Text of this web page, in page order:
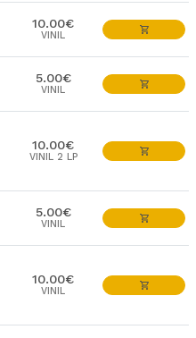
10.00€
VINIL
5.00€
VINIL
10.00€
VINIL 2 LP
5.00€
VINIL
10.00€
VINIL